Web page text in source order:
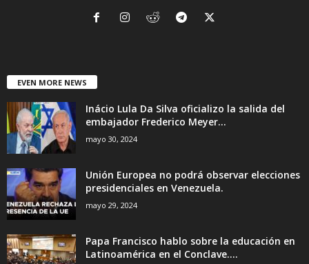
EVEN MORE NEWS
Inácio Lula Da Silva oficializo la salida del
embajador Frederico Meyer...
mayo 30, 2024
Unión Europea no podrá observar elecciones
presidenciales en Venezuela.
mayo 29, 2024
Papa Francisco hablo sobre la educación en
Latinoamérica en el Conclave....